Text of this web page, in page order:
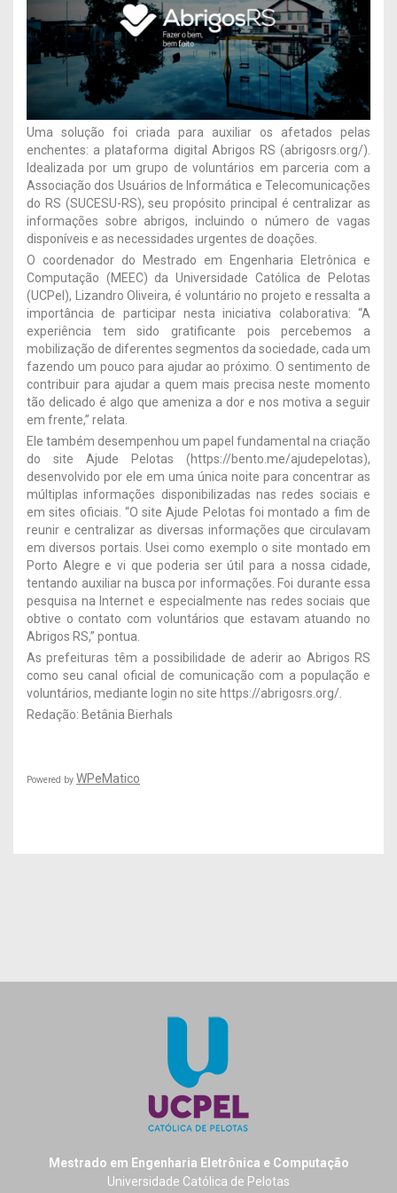
Uma solução foi criada para auxiliar os afetados pelas
enchentes: a plataforma digital Abrigos RS (abrigosrs.org/).
Idealizada por um grupo de voluntários em parceria com a
Associação dos Usuários de Informática e Telecomunicações
do RS (SUCESU-RS), seu propósito principal é centralizar as
informações sobre abrigos, incluindo o número de vagas
disponíveis e as necessidades urgentes de doações.
O coordenador do Mestrado em Engenharia Eletrônica e
Computação (MEEC) da Universidade Católica de Pelotas
(UCPel), Lizandro Oliveira, é voluntário no projeto e ressalta a
importância de participar nesta iniciativa colaborativa: “A
experiência tem sido gratificante pois percebemos a
mobilização de diferentes segmentos da sociedade, cada um
fazendo um pouco para ajudar ao próximo. O sentimento de
contribuir para ajudar a quem mais precisa neste momento
tão delicado é algo que ameniza a dor e nos motiva a seguir
em frente,” relata.
Ele também desempenhou um papel fundamental na criação
do site Ajude Pelotas (https://bento.me/ajudepelotas),
desenvolvido por ele em uma única noite para concentrar as
múltiplas informações disponibilizadas nas redes sociais e
em sites oficiais. “O site Ajude Pelotas foi montado a fim de
reunir e centralizar as diversas informações que circulavam
em diversos portais. Usei como exemplo o site montado em
Porto Alegre e vi que poderia ser útil para a nossa cidade,
tentando auxiliar na busca por informações. Foi durante essa
pesquisa na Internet e especialmente nas redes sociais que
obtive o contato com voluntários que estavam atuando no
Abrigos RS,” pontua.
As prefeituras têm a possibilidade de aderir ao Abrigos RS
como seu canal oficial de comunicação com a população e
voluntários, mediante login no site https://abrigosrs.org/.
Redação: Betânia Bierhals
Powered by WPeMatico
Mestrado em Engenharia Eletrônica e Computação
Universidade Católica de Pelotas